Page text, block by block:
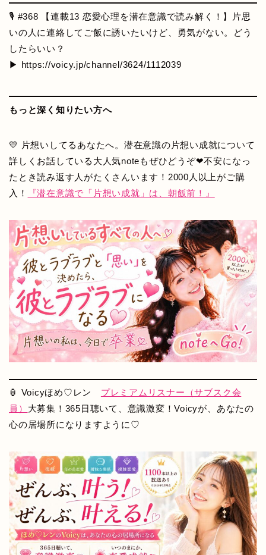
🎙️ #368 【連載13 恋愛心理を潜在意識で読み解く！】片思
いの人に連絡してご飯に誘いたいけど、勇気がない。どう
したらいい？
▶ https://voicy.jp/channel/3624/1112039
もっと深く知りたい方へ
💛 片想いしてるあなたへ。潜在意識の片想い成就について
詳しくお話している大人気noteもぜひどうぞ❤不安になっ
たとき読み返す人がたくさんいます！2000人以上がご購
入！
『潜在意識で「片想い成就」は、朝飯前！』
🏮 Voicyほめ♡レン プレミアムリスナー（サブスク会
員） 大募集！365日聴いて、意識激変！Voicyが、あなたの
心の居場所になりますように♡